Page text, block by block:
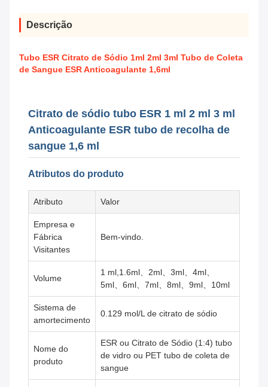
Descrição
Tubo ESR Citrato de Sódio 1ml 2ml 3ml Tubo de Coleta
de Sangue ESR Anticoagulante 1,6ml
Citrato de sódio tubo ESR 1 ml 2 ml 3 ml
Anticoagulante ESR tubo de recolha de
sangue 1,6 ml
Atributos do produto
Atributo Valor
Empresa e
Fábrica
Visitantes
Bem-vindo.
Volume
1 ml,1.6ml、2ml、3ml、4ml、
5ml、6ml、7ml、8ml、9ml、10ml
Sistema de
amortecimento
0.129 mol/L de citrato de sódio
Nome do
produto
ESR ou Citrato de Sódio (1:4) tubo
de vidro ou PET tubo de coleta de
sangue